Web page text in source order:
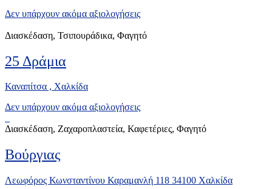
Δεν υπάρχουν ακόμα αξιολογήσεις
Διασκέδαση, Τσιπουράδικα, Φαγητό
25 Δράμια
Καναπίτσα , Xαλκίδα
Δεν υπάρχουν ακόμα αξιολογήσεις
Διασκέδαση, Ζαχαροπλαστεία, Καφετέριες, Φαγητό
Βούργιας
Λεωφόρος Κωνσταντίνου Καραμανλή 118 34100 Χαλκίδα